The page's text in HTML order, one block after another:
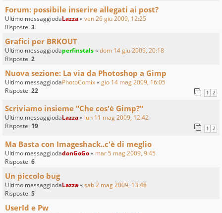
Forum: possibile inserire allegati ai post?
Ultimo messaggiodaLazza«ven 26 giu 2009, 12:25
Risposte:3
Grafici per BRKOUT
Ultimo messaggiodaperfinstals«dom 14 giu 2009, 20:18
Risposte:2
Nuova sezione: La via da Photoshop a Gimp
Ultimo messaggiodaPhotoComix«gio 14 mag 2009, 16:05
Risposte:22 1 2
Scriviamo insieme "Che cos'è Gimp?"
Ultimo messaggiodaLazza« lun 11 mag 2009, 12:42
Risposte: 19 1 2
Ma Basta con Imageshack..c'è di meglio
Ultimo messaggiodadonGoGo« mar 5 mag 2009, 9:45
Risposte:6
Un piccolo bug
Ultimo messaggiodaLazza«sab 2 mag 2009, 13:48
Risposte:5
UserId e Pw